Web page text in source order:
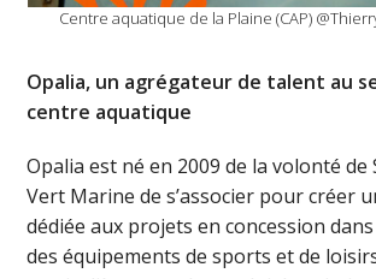
Centre aquatique de la Plaine (CAP)
Opalia, un agrégateur de talent au
centre aquatique
Opalia est né en 2009 de la volonté de
Vert Marine de s’associer pour créer
dédiée aux projets en concession
des équipements de sports et de